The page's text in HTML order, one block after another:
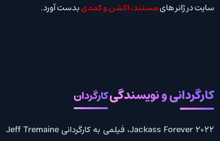
سایت در ژانر هایمستند، اکشن و کمدیبدست آورد.
کارگردانی و نویسندگیکارگردان
Jackass Forever 2022، فیلمی به کارگردانی Jeff Tremaine